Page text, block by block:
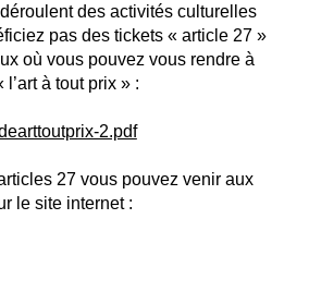
des activités culturelles
pas des tickets « article 27 »
où vous pouvez vous rendre à
à tout prix » :
2.pdf
27 vous pouvez venir aux
le site internet :